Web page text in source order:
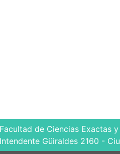
Facultad de Ciencias Exactas
Intendente Güiraldes 2160 -